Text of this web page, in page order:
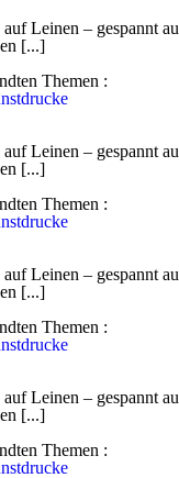
Leinen – gespannt
[...]
Themen :
Leinen – gespannt
[...]
Themen :
Leinen – gespannt
[...]
Themen :
Leinen – gespannt
[...]
Themen :